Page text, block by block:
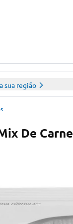
sua região
De Carne